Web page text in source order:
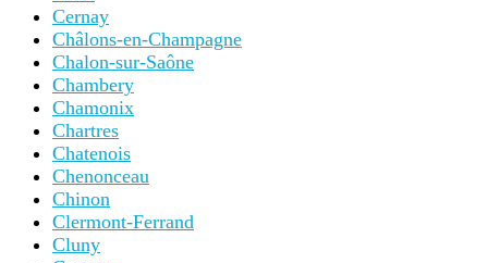
Cernay
Châlons-en-Champagne
Chalon-sur-Saône
Chambery
Chamonix
Chartres
Chatenois
Chenonceau
Chinon
Clermont-Ferrand
Cluny